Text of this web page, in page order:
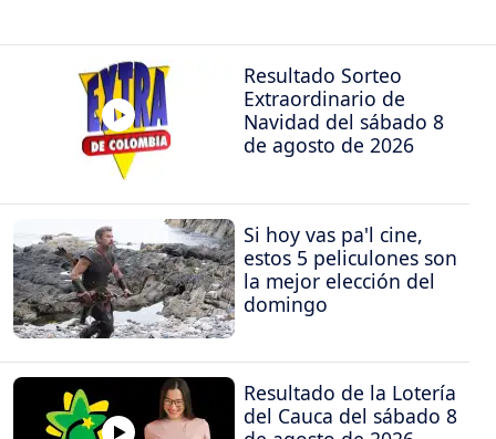
Resultado Sorteo
Extraordinario de
Navidad del sábado 8
de agosto de 2026
Si hoy vas pa'l cine,
estos 5 peliculones son
la mejor elección del
domingo
Resultado de la Lotería
del Cauca del sábado 8